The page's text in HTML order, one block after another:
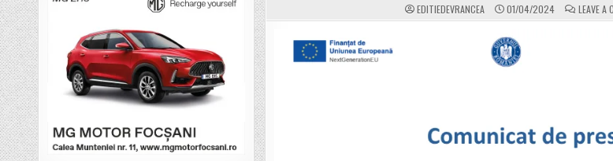
EDITIEDEVRANCEA 01/04/2024 LEAVE A